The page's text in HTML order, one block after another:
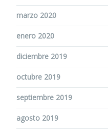
marzo 2020
enero 2020
diciembre 2019
octubre 2019
septiembre 2019
agosto 2019